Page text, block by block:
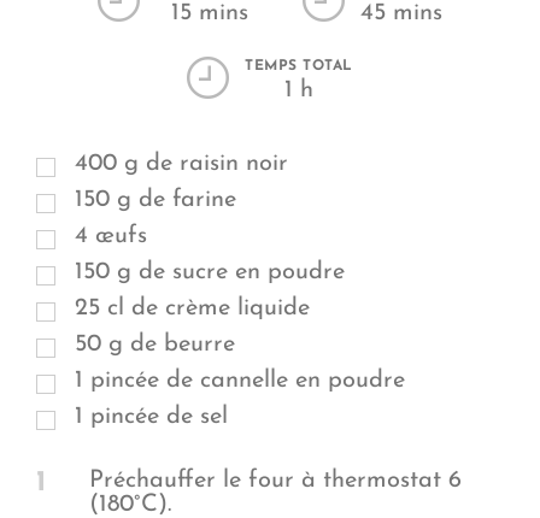
15 mins 45 mins
TEMPS TOTAL
1 h
400 g de raisin noir
150 g de farine
4 œufs
150 g de sucre en poudre
25 cl de crème liquide
50 g de beurre
1 pincée de cannelle en poudre
1 pincée de sel
1
Préchauffer le four à thermostat 6
(180°C).